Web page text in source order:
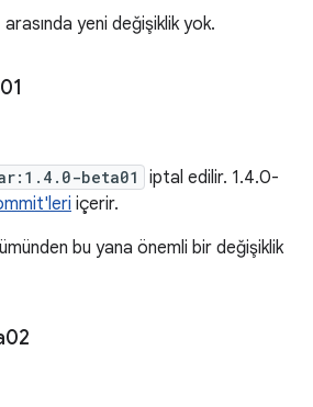
yeni değişiklik yok.
beta01
iptal edilir. 1.4.0-
içerir.
bu yana önemli bir değişiklik